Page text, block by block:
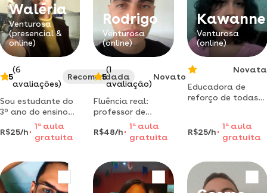
Waléria
Venturosa
(presencial &
online)
5
(6
avaliações)
Recomendada
Sou estudante do
3º ano do ensino
médio, já consegui
alcançar 900 na
redação do enem
desde 2021 corrijo
redações e dou
reforço de
R$25/h
1 aaula
gratuita
Rodrigo
Venturosa
(online)
5
(1
avaliação)
Novato
Fluência real:
professor de
inglês, com 13 anos
de contato e
formação em
R$48/h
1 a aula
gratuita
Kawanne
Venturosa
(online)
Novata
Educadora de
reforço de todas
principalmente
crianças e
R$25/h
1 aaula
gratuita